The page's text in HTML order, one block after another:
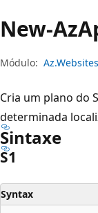
New-Az
Módulo:
Cria um plano do
determinada
Sintaxe
S1
Syntax